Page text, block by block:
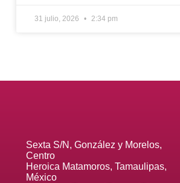
31 julio, 2026 2:34 pm
Sexta S/N, González y Morelos,
Centro
Heroica Matamoros, Tamaulipas,
México